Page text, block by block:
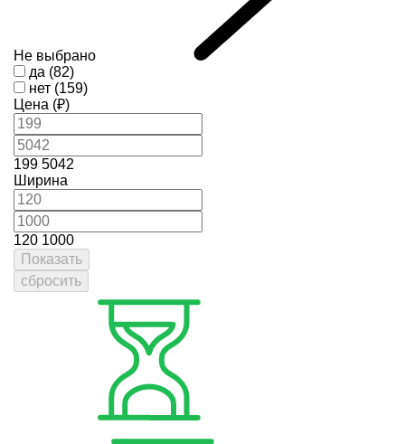
Не выбрано
да (82)
нет (159)
Цена (₽)
199 5042
Ширина
120 1000
Показать
сбросить